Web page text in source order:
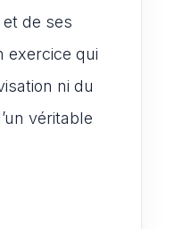
et de ses
exercice qui
ni du
véritable